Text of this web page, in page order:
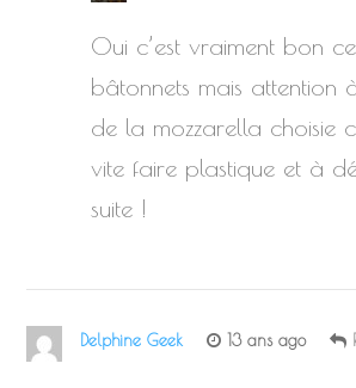
Oui c’est vraiment bon
bâtonnets mais attention
de la mozzarella choisie
vite faire plastique et à
suite !
Delphine Geek 13 ans ago